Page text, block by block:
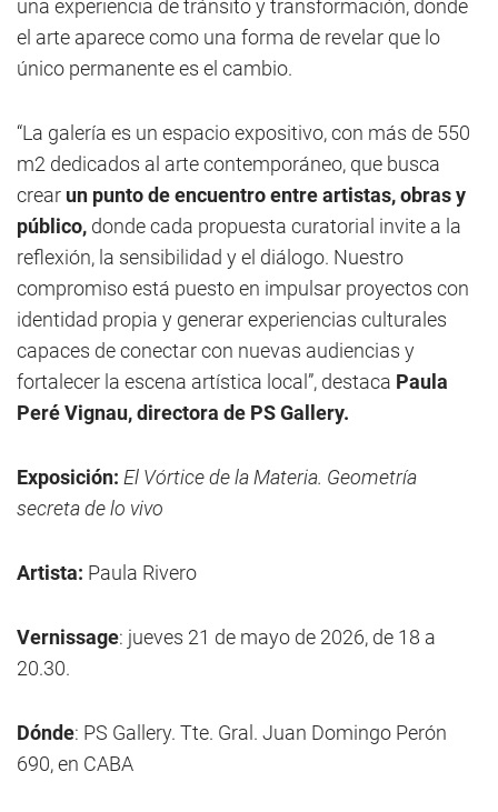
una experiencia de tránsito y transformación, donde
el arte aparece como una forma de revelar que lo
único permanente es el cambio.
“La galería es un espacio expositivo, con más de 550
m2 dedicados al arte contemporáneo, que busca
crear un punto de encuentro entre artistas, obras y
público, donde cada propuesta curatorial invite a la
reflexión, la sensibilidad y el diálogo. Nuestro
compromiso está puesto en impulsar proyectos con
identidad propia y generar experiencias culturales
capaces de conectar con nuevas audiencias y
fortalecer la escena artística local”, destaca Paula
Peré Vignau, directora de PS Gallery.
Exposición: El Vórtice de la Materia. Geometría
secreta de lo vivo
Artista: Paula Rivero
Vernissage: jueves 21 de mayo de 2026, de 18 a
20.30.
Dónde: PS Gallery. Tte. Gral. Juan Domingo Perón
690, en CABA